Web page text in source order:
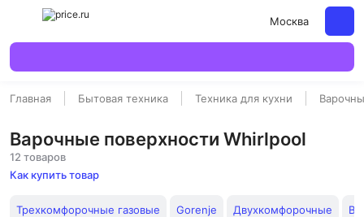
Москва
Главная Бытовая техника Техника для кухни
Варочные поверхности Whirlpool
12 товаров
Как купить товар
Трехкомфорочные газовые Gorenje Двухкомфорочные